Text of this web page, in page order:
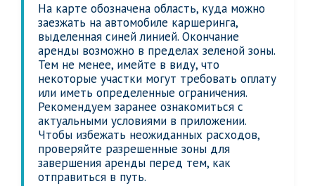
На карте обозначена область, куда можно
заезжать на автомобиле каршеринга,
выделенная синей линией. Окончание
аренды возможно в пределах зеленой зоны.
Тем не менее, имейте в виду, что
некоторые участки могут требовать оплату
или иметь определенные ограничения.
Рекомендуем заранее ознакомиться с
актуальными условиями в приложении.
Чтобы избежать неожиданных расходов,
проверяйте разрешенные зоны для
завершения аренды перед тем, как
отправиться в путь.